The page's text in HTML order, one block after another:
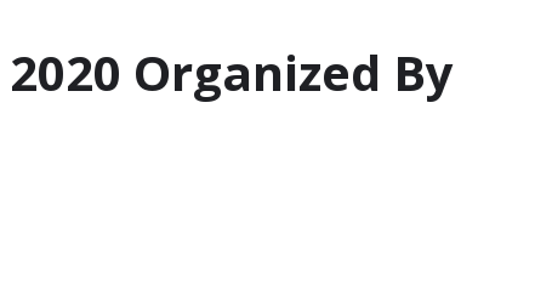
Organized By